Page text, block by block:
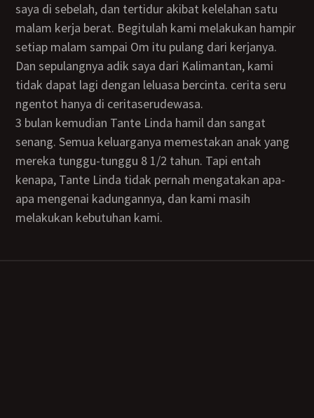
saya di sebelah, dan tertidur akibat kelelahan satu
malam kerja berat. Begitulah kami melakukan hampir
setiap malam sampai Om itu pulang dari kerjanya.
Dan sepulangnya adik saya dari Kalimantan, kami
tidak dapat lagi dengan leluasa bercinta. cerita seru
ngentot hanya di ceritaserudewasa.
3 bulan kemudian Tante Linda hamil dan sangat
senang. Semua keluarganya memestakan anak yang
mereka tunggu-tunggu 8 1/2 tahun. Tapi entah
kenapa, Tante Linda tidak pernah mengatakan apa-
apa mengenai kadungannya, dan kami masih
melakukan kebutuhan kami.